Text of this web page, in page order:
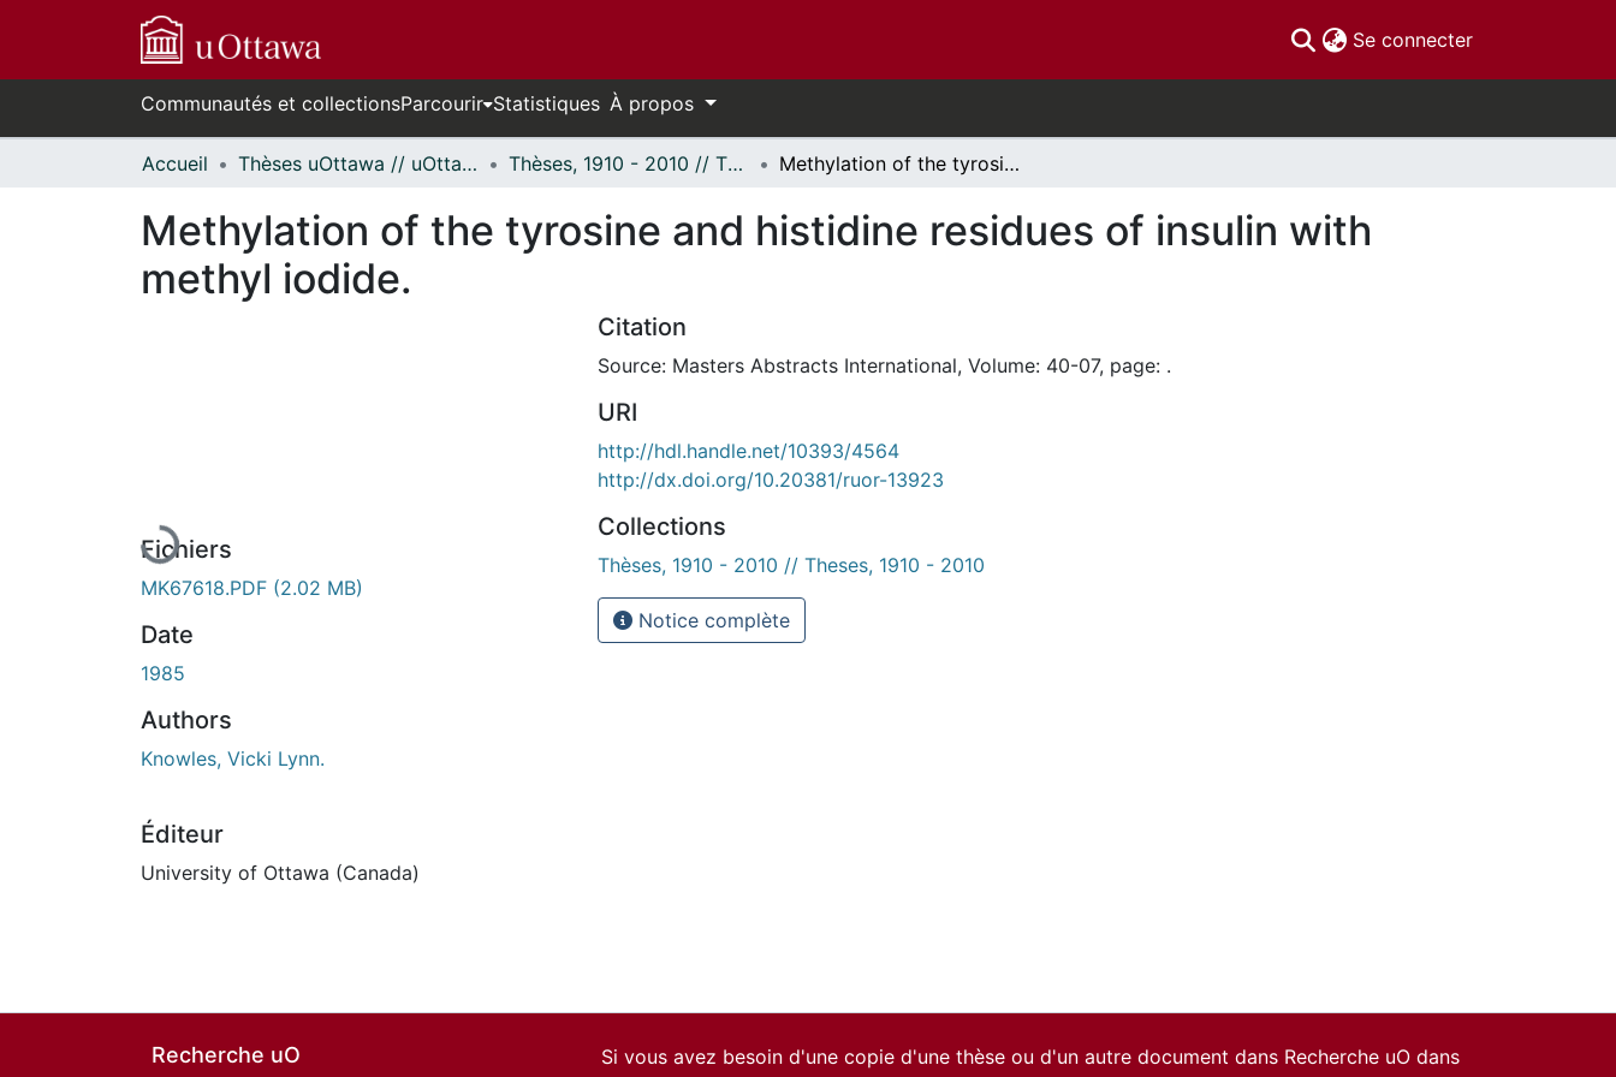
Se connecter(current)
Communautés et collectionsParcourir Statistiques À propos
Accueil Thèses uOttawa // uOttawa Theses Thèses, 1910 - 2010 // Theses, 1910 - 2010 Methylation of the tyrosine and histidine residues of insulin with methyl iodide.
Methylation of the tyrosine and histidine residues of insulin with
methyl iodide.
Fichiers
MK67618.PDF (2.02 MB)
Date
1985
Authors
Knowles, Vicki Lynn.
Éditeur
University of Ottawa (Canada)
Citation
Source: Masters Abstracts International, Volume: 40-07, page: .
URI
http://hdl.handle.net/10393/4564
http://dx.doi.org/10.20381/ruor-13923
Collections
Thèses, 1910 - 2010 // Theses, 1910 - 2010
Notice complète
Recherche uO
Si vous avez besoin d'une copie d'une thèse ou d'un autre document dans Recherche uO dans